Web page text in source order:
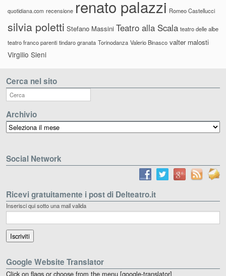
quotidiana.com recensione renato palazzi Romeo Castellucci
silvia poletti Stefano Massini Teatro alla Scala teatro delle albe
teatro franco parenti tindaro granata Torinodanza Valerio Binasco valter malosti
Virgilio Sieni
Cerca nel sito
Archivio
Archivio
Social Network
Ricevi gratuitamente i post di Delteatro.it
Inserisci qui sotto una mail valida
Google Website Translator
Click on flags or choose from the menu [google-translator]